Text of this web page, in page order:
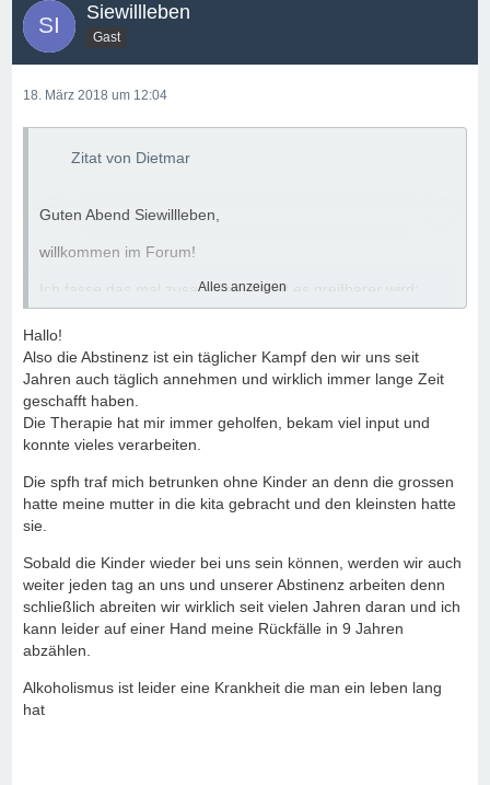
Siewillleben
Gast
18. März 2018 um 12:04
Zitat von Dietmar
Guten Abend Siewillleben,
willkommen im Forum!
Ich fasse das mal zusammen, damit es greifbarer wird:
Mit 21 Jahren warst Du bereits Alkoholikerin, und hast noch
2 Jahre benötigt das selbst einzusehen.
Dann vergingen 5 Jahre, bis Du Deine 1. Therapie gemacht
hast.
Es folgte schnell ein Rückfall, und es wurde Dir eine 2.
Therapie im darauffolgenden Jahr genehmigt.
Dir bereits ein Jahr später eine erneute Therapie.
Auch die letzte Therapie, in 2016, hat nicht lange geholfen,
und die Familienhilfe, die Dir zur Seite gestellt wurde,
Dich betrunken mit Deinen Kindern angetroffen.
Nun wurden Deine Kinder in Obhut genommen – und „Du
tust alles, damit Du sie wieder zurück erhältst“.
Bei diesem Verlauf schreibst Du: „Das Kindeswohl war nie
Das ist starker Tobak, wenn man sich das mal zu Gemüte
führt.
Alles anzeigen
Hallo!
Also die Abstinenz ist ein täglicher Kampf den wir uns seit
Jahren auch täglich annehmen und wirklich immer lange Zeit
geschafft haben.
Die Therapie hat mir immer geholfen, bekam viel input und
konnte vieles verarbeiten.
Die spfh traf mich betrunken ohne Kinder an denn die grossen
hatte meine mutter in die kita gebracht und den kleinsten hatte
sie.
Sobald die Kinder wieder bei uns sein können, werden wir auch
weiter jeden tag an uns und unserer Abstinenz arbeiten denn
schließlich abreiten wir wirklich seit vielen Jahren daran und ich
kann leider auf einer Hand meine Rückfälle in 9 Jahren
abzählen.
Alkoholismus ist leider eine Krankheit die man ein leben lang
hat